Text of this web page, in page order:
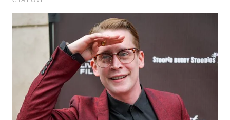
INDRAMAYU
KUNINGAN
WN
MAJALENGKA